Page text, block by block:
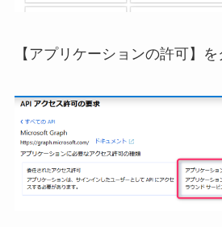
【アプリケーションの許可】